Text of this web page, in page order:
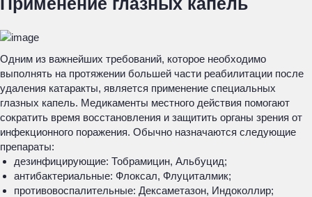
Одним из важнейших требований, которое необходимо
выполнять на протяжении большей части реабилитации после
удаления катаракты, является применение специальных
глазных капель. Медикаменты местного действия помогают
сократить время восстановления и защитить органы зрения от
инфекционного поражения. Обычно назначаются следующие
препараты:
дезинфицирующие: Тобрамицин, Альбуцид;
антибактериальные: Флоксал, Флуциталмик;
противовоспалительные: Дексаметазон, Индоколлир;